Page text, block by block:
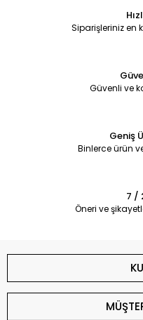
Siparişleriniz en
Güvenli ve
Geniş
Binlerce ürün
7 /
Öneri ve